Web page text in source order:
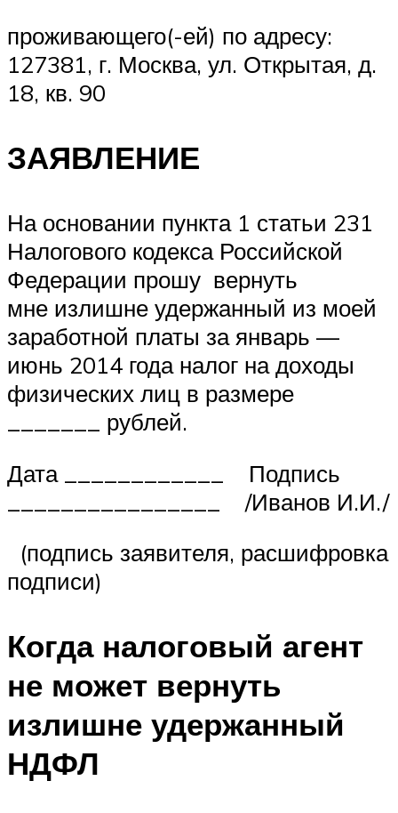
проживающего(-ей) по адресу:
127381, г. Москва, ул. Открытая, д.
18, кв. 90
ЗАЯВЛЕНИЕ
На основании пункта 1 статьи 231
Налогового кодекса Российской
Федерации прошу вернуть
мне излишне удержанный из моей
заработной платы за январь —
июнь 2014 года налог на доходы
физических лиц в размере
_______ рублей.
Дата ____________ Подпись
________________ /Иванов И.И./
(подпись заявителя, расшифровка
подписи)
Когда налоговый агент
не может вернуть
излишне удержанный
НДФЛ